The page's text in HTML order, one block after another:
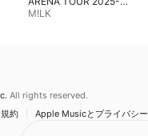
2026「SMILE POP!」 LIVE
M!LK
All rights reserved.
約
Apple Musicとプライバシー